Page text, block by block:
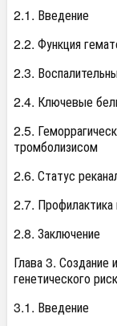
2.1. Введение
2.2. Функция
2.3.
2.4. Ключевые
2.5.
тромболизисом
2.6. Статус
2.7. Профилактика
2.8. Заключение
Глава 3. Создание
генетического
3.1. Введение